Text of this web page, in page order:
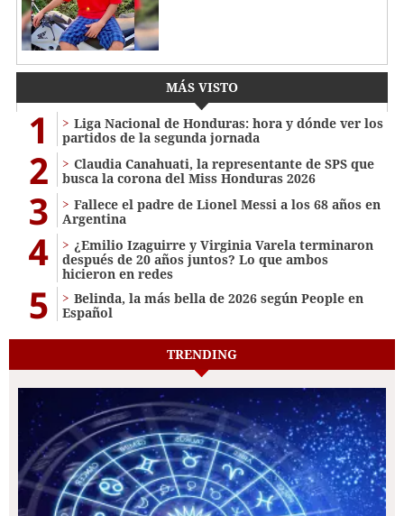
MÁS VISTO
1
Liga Nacional de Honduras: hora y dónde ver los
partidos de la segunda jornada
2
Claudia Canahuati, la representante de SPS que
busca la corona del Miss Honduras 2026
3
Fallece el padre de Lionel Messi a los 68 años en
Argentina
4
¿Emilio Izaguirre y Virginia Varela terminaron
después de 20 años juntos? Lo que ambos
hicieron en redes
5
Belinda, la más bella de 2026 según People en
Español
TRENDING